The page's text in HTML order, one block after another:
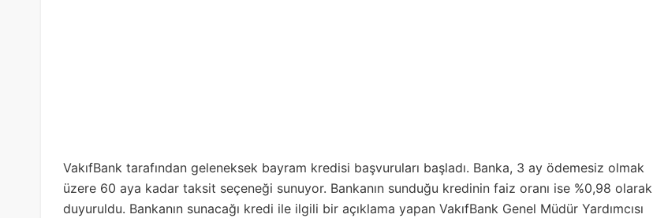
VakıfBank tarafından geleneksek bayram kredisi başvuruları başladı. Banka, 3 ay ödemesiz olmak
üzere 60 aya kadar taksit seçeneği sunuyor. Bankanın sunduğu kredinin faiz oranı ise %0,98 olarak
duyuruldu. Bankanın sunacağı kredi ile ilgili bir açıklama yapan VakıfBank Genel Müdür Yardımcısı